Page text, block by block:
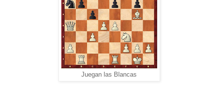
Juegan las Blancas